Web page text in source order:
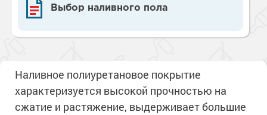
Выбор наливного пола
Наливное полиуретановое покрытие
характеризуется высокой прочностью на
сжатие и растяжение, выдерживает большие